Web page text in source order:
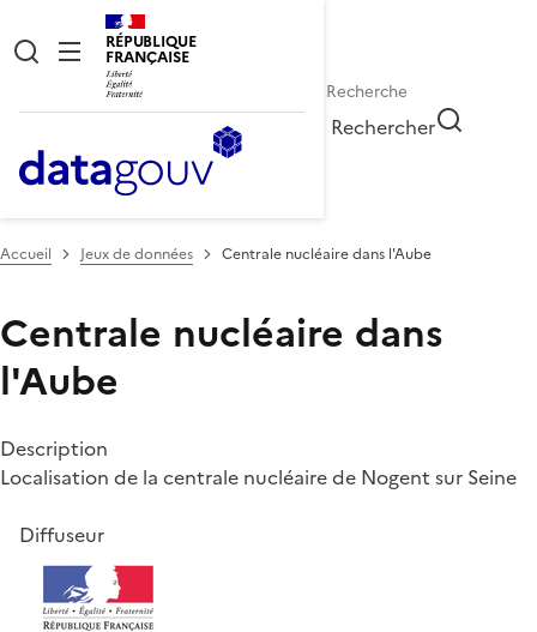
RÉPUBLIQUE
FRANÇAISE
Rechercher
Accueil Jeux de données Centrale nucléaire dans l'Aube
Centrale nucléaire dans
l'Aube
Description
Localisation de la centrale nucléaire de Nogent sur Seine
Diffuseur